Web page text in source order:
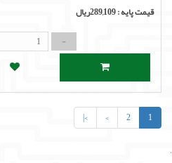
قیمت پایه :289,109ریال
1
2
>
>|
'